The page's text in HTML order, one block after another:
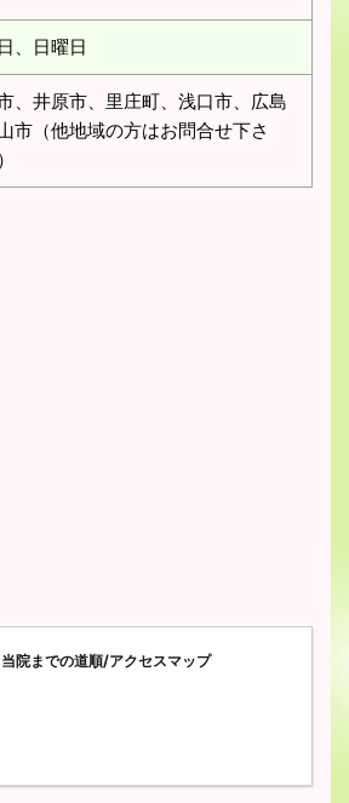
、日曜日
、井原市、里庄町、浅口市、広島
市（他地域の方はお問合せ下さ
当院までの道順/アクセスマップ